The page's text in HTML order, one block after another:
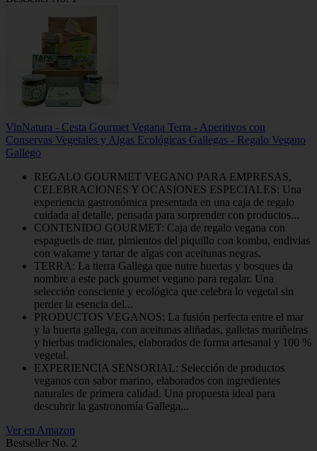
VinNatura - Cesta Gourmet Vegana Terra - Aperitivos con
Conservas Vegetales y Algas Ecológicas Gallegas - Regalo Vegano
Gallego
REGALO GOURMET VEGANO PARA EMPRESAS,
CELEBRACIONES Y OCASIONES ESPECIALES: Una
experiencia gastronómica presentada en una caja de regalo
cuidada al detalle, pensada para sorprender con productos...
CONTENIDO GOURMET: Caja de regalo vegana con
espaguetis de mar, pimientos del piquillo con kombu, endivias
con wakame y tartar de algas con aceitunas negras.
TERRA: La tierra Gallega que nutre huertas y bosques da
nombre a este pack gourmet vegano para regalar. Una
selección consciente y ecológica que celebra lo vegetal sin
perder la esencia del...
PRODUCTOS VEGANOS: La fusión perfecta entre el mar
y la huerta gallega, con aceitunas aliñadas, galletas mariñeiras
y hierbas tradicionales, elaborados de forma artesanal y 100 %
vegetal.
EXPERIENCIA SENSORIAL: Selección de productos
veganos con sabor marino, elaborados con ingredientes
naturales de primera calidad. Una propuesta ideal para
descubrir la gastronomía Gallega...
Ver en Amazon
Bestseller No. 2